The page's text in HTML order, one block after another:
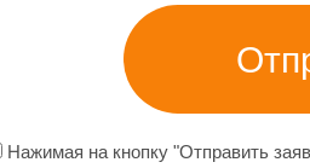
Нажимая на кнопку "Отправить